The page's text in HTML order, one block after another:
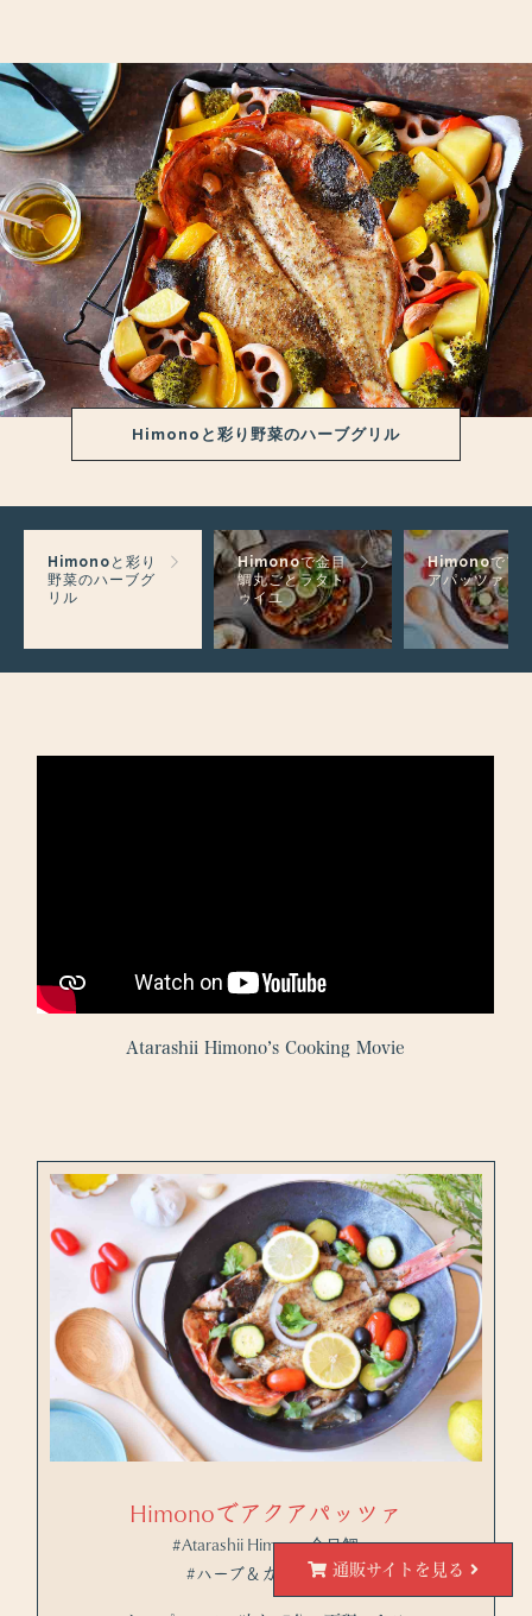
Himonoと彩り
野菜のハーブグ
リル
Himonoで金目
鯛丸ごとラタト
ゥイユ
Himonoでア
アパッツァ
Atarashii Himono’s Cooking Movie
Himonoでアクアパッツァ
#Atarashii Himono 金目鯛
#ハーブ＆ガーリック通販サイトを見る